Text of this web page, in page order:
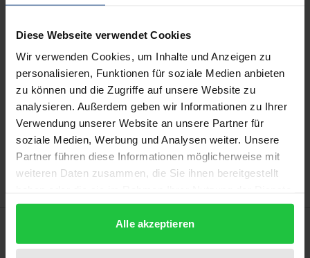
Diese Webseite verwendet Cookies
Wir verwenden Cookies, um Inhalte und Anzeigen zu
personalisieren, Funktionen für soziale Medien anbieten
zu können und die Zugriffe auf unsere Website zu
analysieren. Außerdem geben wir Informationen zu Ihrer
Verwendung unserer Website an unsere Partner für
soziale Medien, Werbung und Analysen weiter. Unsere
Partner führen diese Informationen möglicherweise mit
weiteren Daten zusammen, die Sie ihnen bereitgestellt
gesammelt haben.
Alle akzeptieren
Prices include VAT. Depending on the delivery address, VAT
may vary at checkout.
Add to Cart
Add to Wish List
Delivery cost notice